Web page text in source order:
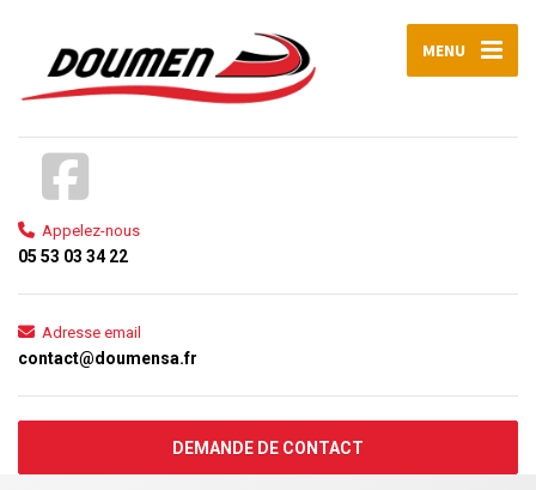
MENU
Appelez-nous
05 53 03 34 22
Adresse email
contact@doumensa.fr
DEMANDE DE CONTACT